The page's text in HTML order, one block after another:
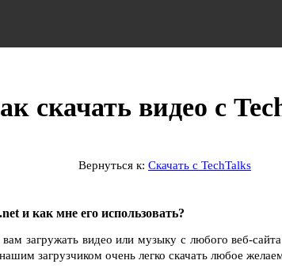
скачать видео с
Вернуться к: Скачать с TechTalks
и как мне его использовать?
загружать видео или музыку с любого веб-
загрузчиком очень легко скачать любое